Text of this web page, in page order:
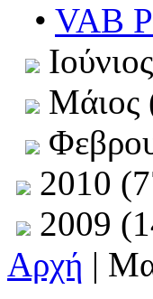
• VAB
Μάιος
2010
2009
Αρχή |